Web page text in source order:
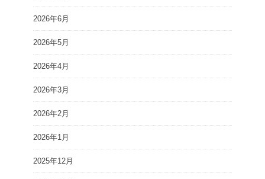
2026年6月
2026年5月
2026年4月
2026年3月
2026年2月
2026年1月
2025年12月